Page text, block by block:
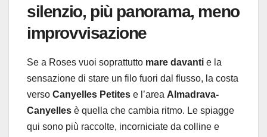
silenzio, più panorama, meno
improvvisazione
Se a Roses vuoi soprattutto mare davanti e la
sensazione di stare un filo fuori dal flusso, la costa
verso Canyelles Petites e l’area Almadrava-
Canyelles è quella che cambia ritmo. Le spiagge
qui sono più raccolte, incorniciate da colline e